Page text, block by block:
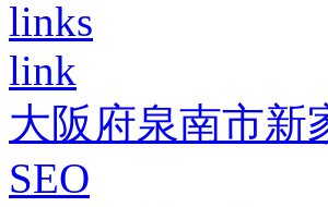
links
link
大阪府泉南市新
SEO